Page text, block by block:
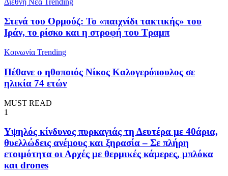
Στενά του Ορμούζ: Το «παιχνίδι τακτικής» του
Ιράν, το ρίσκο και η στροφή του Τραμπ
Κοινωνία Trending
Πέθανε ο ηθοποιός Νίκος Καλογερόπουλος σε
ηλικία 74 ετών
MUST READ
1
Υψηλός κίνδυνος πυρκαγιάς τη Δευτέρα με 40άρια,
θυελλώδεις ανέμους και ξηρασία – Σε πλήρη
ετοιμότητα οι Αρχές με θερμικές κάμερες, μπλόκα
και drones